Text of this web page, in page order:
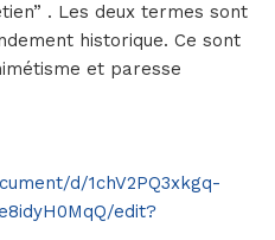
. Les deux termes sont
historique. Ce sont
et paresse
d/1chV2PQ3xkgq-
edit?